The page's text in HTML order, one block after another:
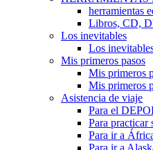
herramientas
Libros, CD,
Los inevitables
Los
Mis primeros pasos
Mis primeros
Mis primeros
Asistencia de viaje
Para el
Para practicar
Para ir a
Para ir a